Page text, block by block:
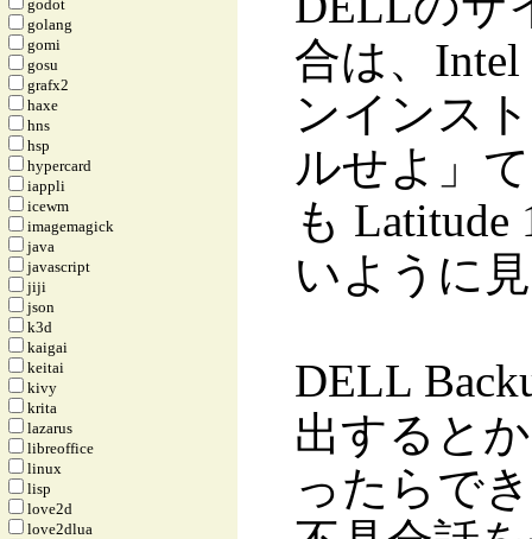
合は、Intel
ンインス
ルせよ」
も
いように
DELL
出すると
ったらで
godot
golang
gomi
gosu
grafx2
haxe
hns
hsp
hypercard
iappli
icewm
imagemagick
java
javascript
jiji
json
k3d
kaigai
keitai
kivy
krita
lazarus
libreoffice
linux
lisp
love2d
love2dlua